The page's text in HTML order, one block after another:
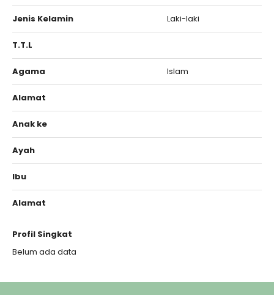
Jenis Kelamin Laki-laki
T.T.L
Agama Islam
Alamat
Anak ke
Ayah
Ibu
Alamat
Profil Singkat
Belum ada data